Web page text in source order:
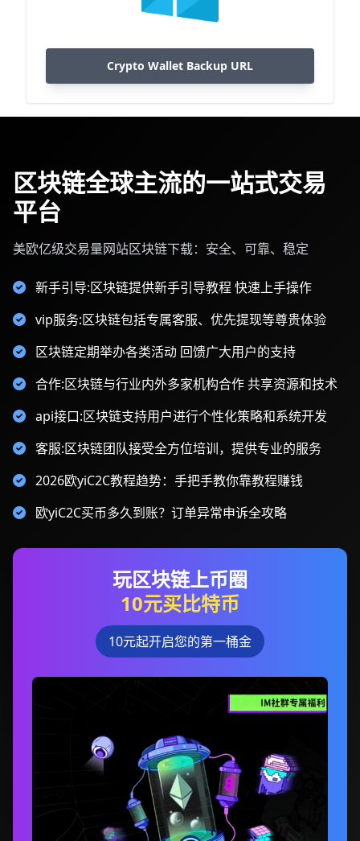
Crypto Wallet Backup URL
区块链全球主流的一站式交易
平台
美欧亿级交易量网站区块链下载：安全、可靠、稳定
新手引导:区块链提供新手引导教程 快速上手操作
vip服务:区块链包括专属客服、优先提现等尊贵体验
区块链定期举办各类活动 回馈广大用户的支持
合作:区块链与行业内外多家机构合作 共享资源和技术
api接口:区块链支持用户进行个性化策略和系统开发
客服:区块链团队接受全方位培训，提供专业的服务
2026欧yiC2C教程趋势：手把手教你靠教程赚钱
欧yiC2C买币多久到账？订单异常申诉全攻略
玩区块链上币圈
10元买比特币
10元起开启您的第一桶金